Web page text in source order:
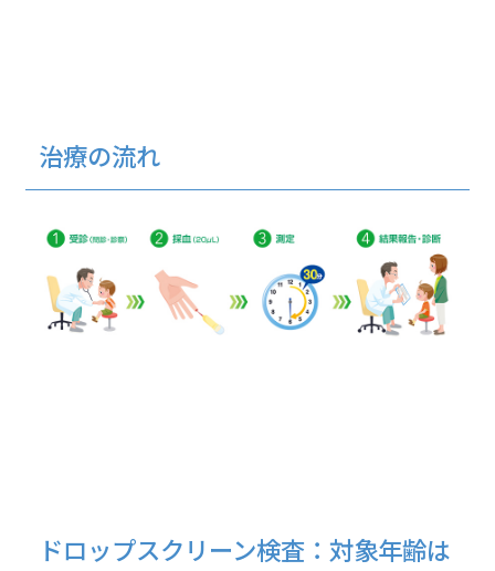
治療の流れ
ドロップスクリーン検査：対象年齢は